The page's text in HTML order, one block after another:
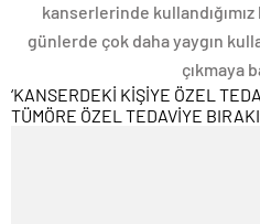
kanserlerinde
günlerde çok daha yaygın
çıkmaya
‘KANSERDEKİ KİŞİYE ÖZEL
TÜMÖRE ÖZEL TEDAVİYE